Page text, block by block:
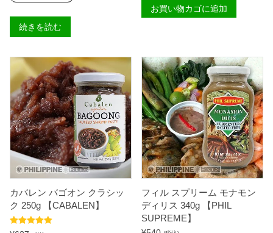
続きを読む
バ
ゴ
パ
イ
シ
ー
2
5
0
g
【
C
A
B
A
L
E
N
】
お買い物カゴに追加
カバレン バゴオン クラシッ
ク 250g 【CABALEN】
フィル スプリーム モナモン
ディリス 340g 【PHIL
SUPREME】